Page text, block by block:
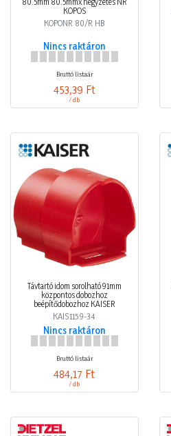
KOPOS
KOPONR 80/R HB
Nincs raktáron
Bruttó listaár
453,39 Ft
/ db
Távtartó idom sorolható 91mm
központos dobozhoz
beépítődobozhoz KAISER
KAIS1159-34
Nincs raktáron
Bruttó listaár
484,17 Ft
/ db